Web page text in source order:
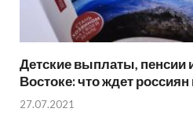
Детские выплаты, пенсии
Востоке: что ждет россиян
27.07.2021